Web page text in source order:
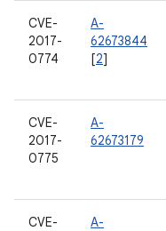
CVE-
2017-
0774
A-
62673844
[2]
CVE-
2017-
0775
A-
62673179
CVE-
A-